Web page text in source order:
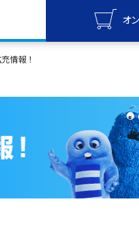
オ
UQ
オンラ
情報！